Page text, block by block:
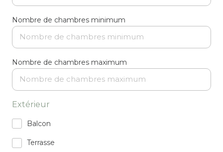
Nombre de chambres minimum
Nombre de chambres maximum
Extérieur
Balcon
Terrasse